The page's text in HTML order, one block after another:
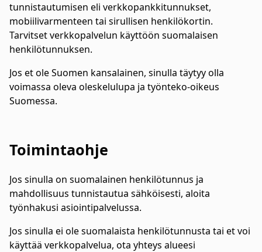
tunnistautumisen eli verkkopankkitunnukset,
mobiilivarmenteen tai sirullisen henkilökortin.
Tarvitset verkkopalvelun käyttöön suomalaisen
henkilötunnuksen.
Jos et ole Suomen kansalainen, sinulla täytyy olla
voimassa oleva oleskelulupa ja työnteko-oikeus
Suomessa.
Toimintaohje
Jos sinulla on suomalainen henkilötunnus ja
mahdollisuus tunnistautua sähköisesti, aloita
työnhakusi asiointipalvelussa.
Jos sinulla ei ole suomalaista henkilötunnusta tai et voi
käyttää verkkopalvelua, ota yhteys alueesi